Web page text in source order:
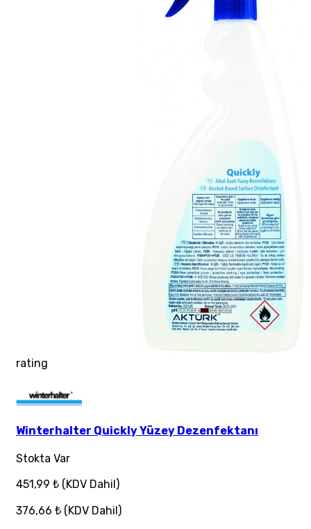
rating
Winterhalter Quickly Yüzey Dezenfektanı
Stokta Var
451,99 ₺ (KDV Dahil)
376,66 ₺ (KDV Dahil)